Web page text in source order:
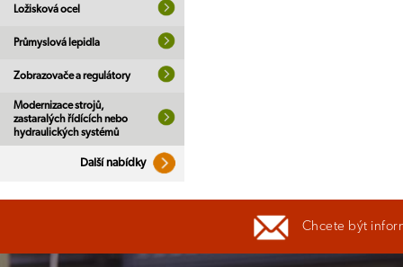
Ložisková ocel
Průmyslová lepidla
Zobrazovače a regulátory
Modernizace strojů,
zastaralých řídících nebo
hydraulických systémů
Další nabídky
Chcete být